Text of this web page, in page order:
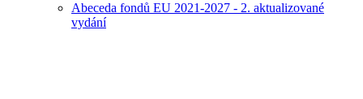
Abeceda fondů EU 2021-2027 - 2. aktualizované
vydání